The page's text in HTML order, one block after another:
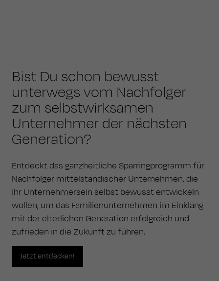
Bist Du schon bewusst
unterwegs vom Nachfolger
zum selbstwirksamen
Unternehmer der nächsten
Generation?
Entdeckt das ganzheitliche Sparringprogramm für
Nachfolger mittelständischer Unternehmen, die
ihr Unternehmersein selbst bewusst entwickeln
wollen, um das Familienunternehmen im Einklang
mit der elterlichen Generation erfolgreich und
zufrieden in die Zukunft zu führen.
Jetzt entdecken!